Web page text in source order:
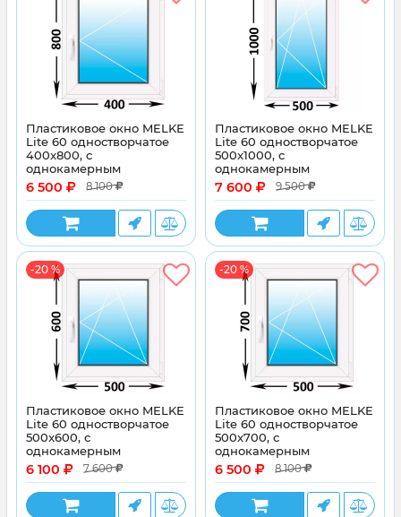
Пластиковое окно MELKE
Lite 60 одностворчатое
400x800, с
однокамерным
энергосберегающим
стеклопакетом
6 500 8 100
Пластиковое окно MELKE
Lite 60 одностворчатое
500x1000, с
однокамерным
энергосберегающим
стеклопакетом
7 600 9 500
-20 %
Пластиковое окно MELKE
Lite 60 одностворчатое
500x600, с
однокамерным
энергосберегающим
стеклопакетом
6 100 7 600
-20 %
Пластиковое окно MELKE
Lite 60 одностворчатое
500x700, с
однокамерным
энергосберегающим
стеклопакетом
6 500 8 100